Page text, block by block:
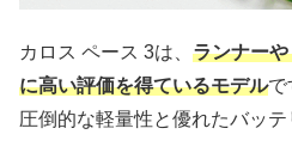
カロス ペース 3は、 ランナー
に高い評価を得ているモデルで
圧倒的な軽量性と優れたバッテ